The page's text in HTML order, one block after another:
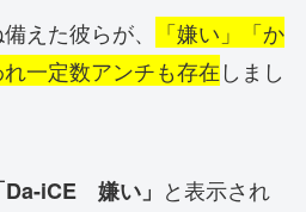
えた彼らが、
「嫌い」「か
一定数アンチも存在しまし
Da-iCE 嫌い」 と表示され